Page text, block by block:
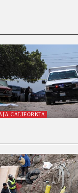
CALIFORNIA